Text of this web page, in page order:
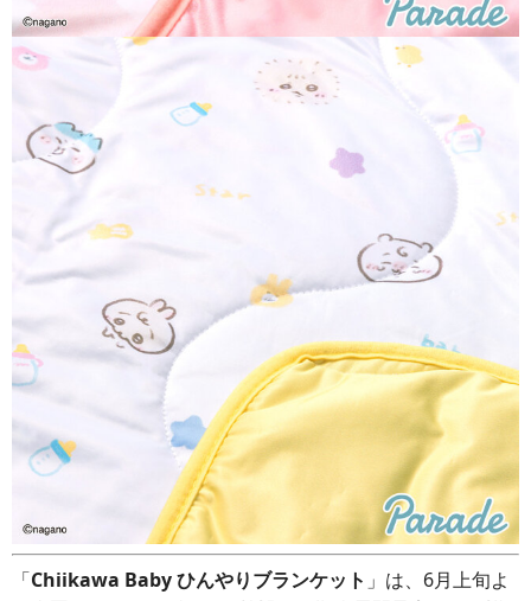
「Chiikawa Baby ひんやりブランケット 」は、6月上旬よ